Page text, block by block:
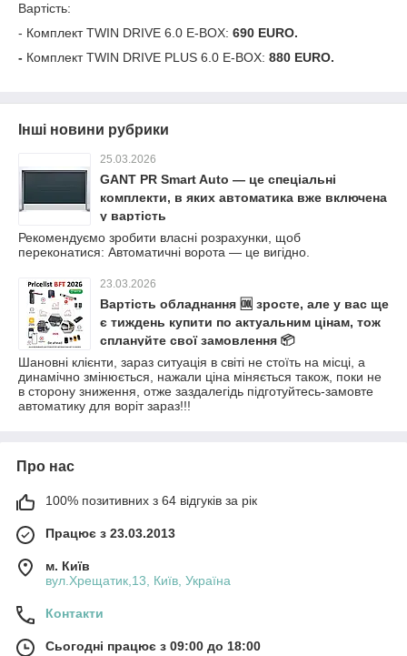
Вартість:
- Комплект TWIN DRIVE 6.0 E-BOX: 690 EURO.
- Комплект TWIN DRIVE PLUS 6.0 E-BOX: 880 EURO.
Інші новини рубрики
25.03.2026
GANT PR Smart Auto — це спеціальні
комплекти, в яких автоматика вже включена
у вартість
Рекомендуємо зробити власні розрахунки, щоб
переконатися: Автоматичні ворота — це вигідно.
23.03.2026
Вартість обладнання 🆒 зросте, але у вас ще
є тиждень купити по актуальним цінам, тож
сплануйте свої замовлення 📦
Шановні клієнти, зараз ситуація в світі не стоїть на місці, а
динамічно змінюється, нажали ціна міняється також, поки не
в сторону зниження, отже заздалегідь підготуйтесь-замовте
автоматику для воріт зараз!!!
Про нас
100% позитивних з 64 відгуків за рік
Працює з 23.03.2013
м. Київ
вул.Хрещатик,13, Київ, Україна
Контакти
Сьогодні працює з 09:00 до 18:00